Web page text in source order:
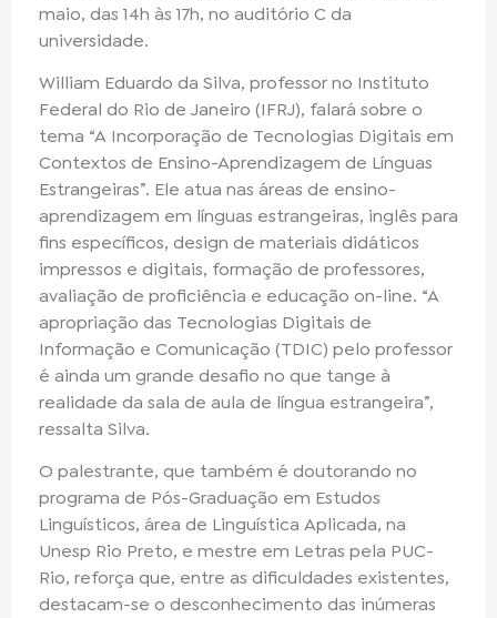
maio, das 14h às 17h, no auditório C da
universidade.
William Eduardo da Silva, professor no Instituto
Federal do Rio de Janeiro (IFRJ), falará sobre o
tema “A Incorporação de Tecnologias Digitais em
Contextos de Ensino-Aprendizagem de Línguas
Estrangeiras”. Ele atua nas áreas de ensino-
aprendizagem em línguas estrangeiras, inglês para
fins específicos, design de materiais didáticos
impressos e digitais, formação de professores,
avaliação de proficiência e educação on-line. “A
apropriação das Tecnologias Digitais de
Informação e Comunicação (TDIC) pelo professor
é ainda um grande desafio no que tange à
realidade da sala de aula de língua estrangeira”,
ressalta Silva.
O palestrante, que também é doutorando no
programa de Pós-Graduação em Estudos
Linguísticos, área de Linguística Aplicada, na
Unesp Rio Preto, e mestre em Letras pela PUC-
Rio, reforça que, entre as dificuldades existentes,
destacam-se o desconhecimento das inúmeras